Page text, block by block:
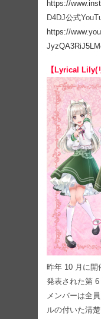
https://
D4DJ公式
https://
【Lyrical Lily(
昨年 10 月に開
発表された第 6
メンバーは全
ルの付いた清